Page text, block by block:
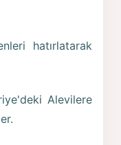
hatırlatarak
Alevilere